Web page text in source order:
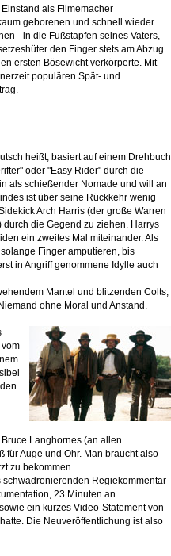
als Filmemacher
geborenen und schnell wieder
- in die Fußstapfen seines Vaters,
den Finger stets am Abzug
ersten Bösewicht verkörperte. Mit
populären Spät- und
heißt, basiert auf einem Drehbuch
oder "Easy Rider" durch die
als schießender Nomade und will an
ist über seine Rückkehr wenig
Arch Harris (der große Warren
die Gegend zu ziehen. Harrys
ein zweites Mal miteinander. Als
Finger amputieren, bis
in Angriff genommene Idylle auch
Mantel und blitzenden Colts,
ohne Moral und Anstand.
Langhornes (an allen
für Auge und Ohr. Man braucht also
zu bekommen.
Regiekommentar
23 Minuten an
ein kurzes Video-Statement von
Die Neuveröffentlichung ist also